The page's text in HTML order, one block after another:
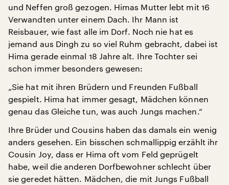
und Neffen groß gezogen. Himas Mutter lebt mit 16
Verwandten unter einem Dach. Ihr Mann ist
Reisbauer, wie fast alle im Dorf. Noch nie hat es
jemand aus Dingh zu so viel Ruhm gebracht, dabei ist
Hima gerade einmal 18 Jahre alt. Ihre Tochter sei
schon immer besonders gewesen:
„Sie hat mit ihren Brüdern und Freunden Fußball
gespielt. Hima hat immer gesagt, Mädchen können
genau das Gleiche tun, was auch Jungs machen.“
Ihre Brüder und Cousins haben das damals ein wenig
anders gesehen. Ein bisschen schmallippig erzählt ihr
Cousin Joy, dass er Hima oft vom Feld geprügelt
habe, weil die anderen Dorfbewohner schlecht über
sie geredet hätten. Mädchen, die mit Jungs Fußball